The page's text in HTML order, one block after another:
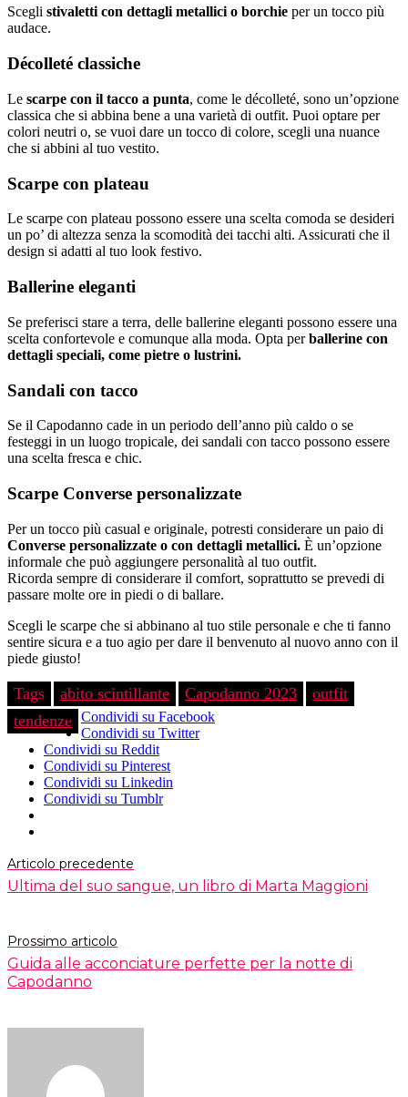
Scegli stivaletti con dettagli metallici o borchie per un tocco più
audace.
Décolleté classiche
Le scarpe con il tacco a punta, come le décolleté, sono un’opzione
classica che si abbina bene a una varietà di outfit. Puoi optare per
colori neutri o, se vuoi dare un tocco di colore, scegli una nuance
che si abbini al tuo vestito.
Scarpe con plateau
Le scarpe con plateau possono essere una scelta comoda se desideri
un po’ di altezza senza la scomodità dei tacchi alti. Assicurati che il
design si adatti al tuo look festivo.
Ballerine eleganti
Se preferisci stare a terra, delle ballerine eleganti possono essere una
scelta confortevole e comunque alla moda. Opta perballerine con
dettagli speciali, come pietre o lustrini.
Sandali con tacco
Se il Capodanno cade in un periodo dell’anno più caldo o se
festeggi in un luogo tropicale, dei sandali con tacco possono essere
una scelta fresca e chic.
Scarpe Converse personalizzate
Per un tocco più casual e originale, potresti considerare un paio di
Converse personalizzate o con dettagli metallici. È un’opzione
informale che può aggiungere personalità al tuo outfit.
Ricorda sempre di considerare il comfort, soprattutto se prevedi di
passare molte ore in piedi o di ballare.
Scegli le scarpe che si abbinano al tuo stile personale e che ti fanno
sentire sicura e a tuo agio per dare il benvenuto al nuovo anno con il
piede giusto!
Tags abito scintillante Capodanno 2023
outfit
tendenze Condividi su Facebook
Condividi su Twitter
Condividi su Reddit
Condividi su Pinterest
Condividi su Linkedin
Condividi su Tumblr
Articolo precedente
Ultima del suo sangue, un libro di Marta Maggioni
Prossimo articolo
Guida alle acconciature perfette per la notte di
Capodanno